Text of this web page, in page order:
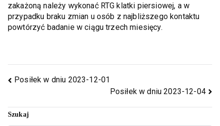
zakażoną należy wykonać RTG klatki piersiowej, a w
przypadku braku zmian u osób z najbliższego kontaktu
powtórzyć badanie w ciągu trzech miesięcy.
Posiłek w dniu 2023-12-01
Posiłek w dniu 2023-12-04
Szukaj